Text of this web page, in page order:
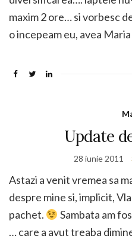
maxim 2 ore… si vorbesc
o incepeam eu, avea
Update
28 iunie 2011
Astazi a venit vremea sa
despre mine si, implicit,
pachet.
Sambata am
… care a avut treaba